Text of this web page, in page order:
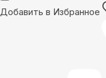
Добавить в Избранное